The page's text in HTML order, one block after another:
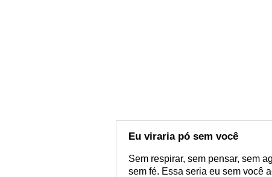
Eu viraria pó sem você
Sem respirar, sem pensar, sem
sem fé. Essa seria eu sem você